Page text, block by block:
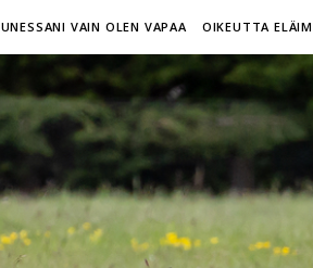
UNESSANI VAIN OLEN VAPAA OIKEUTTA